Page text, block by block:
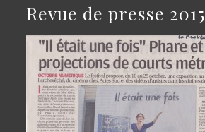
Revue de presse 2015